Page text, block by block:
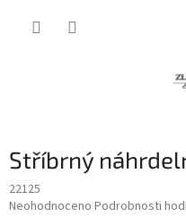
Stříbrný
22125
Průměrné
Neohodnoceno Podrobnosti